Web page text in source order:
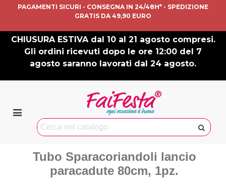
PAGAMENTI SICURI - CONSEGNA IN 24/48H* - SPEDIZIONE
GRATIS DA 49,90 EURO
CHIUSURA ESTIVA dal 10 al 21 agosto compresi.
Gli ordini ricevuti dopo le ore 12:00 del 7
agosto saranno lavorati dal 24 agosto.
Tubo Sparacoriandoli lancio
paracadute 80cm, 1pz.